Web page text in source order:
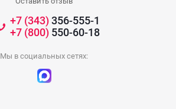
+7 (343)356-555-1
+7 (800)550-60-18
Мы в социальных сетях: